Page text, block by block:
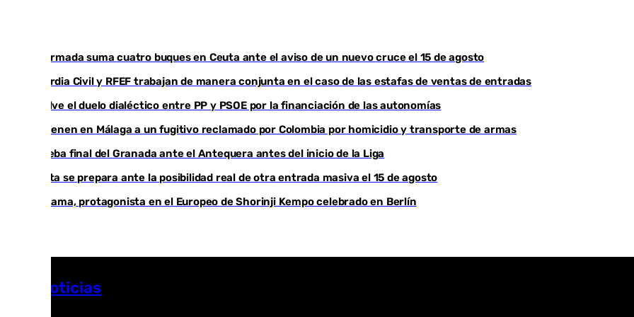
La Armada suma cuatro buques en Ceuta ante el aviso de un nuevo cruce el 15 de agosto
Guardia Civil y RFEF trabajan de manera conjunta en el caso de las estafas de ventas de entradas
Vuelve el duelo dialéctico entre PP y PSOE por la financiación de las autonomías
Detienen en Málaga a un fugitivo reclamado por Colombia por homicidio y transporte de armas
Prueba final del Granada ante el Antequera antes del inicio de la Liga
Ceuta se prepara ante la posibilidad real de otra entrada masiva el 15 de agosto
Cártama, protagonista en el Europeo de Shorinji Kempo celebrado en Berlín
Más noticias